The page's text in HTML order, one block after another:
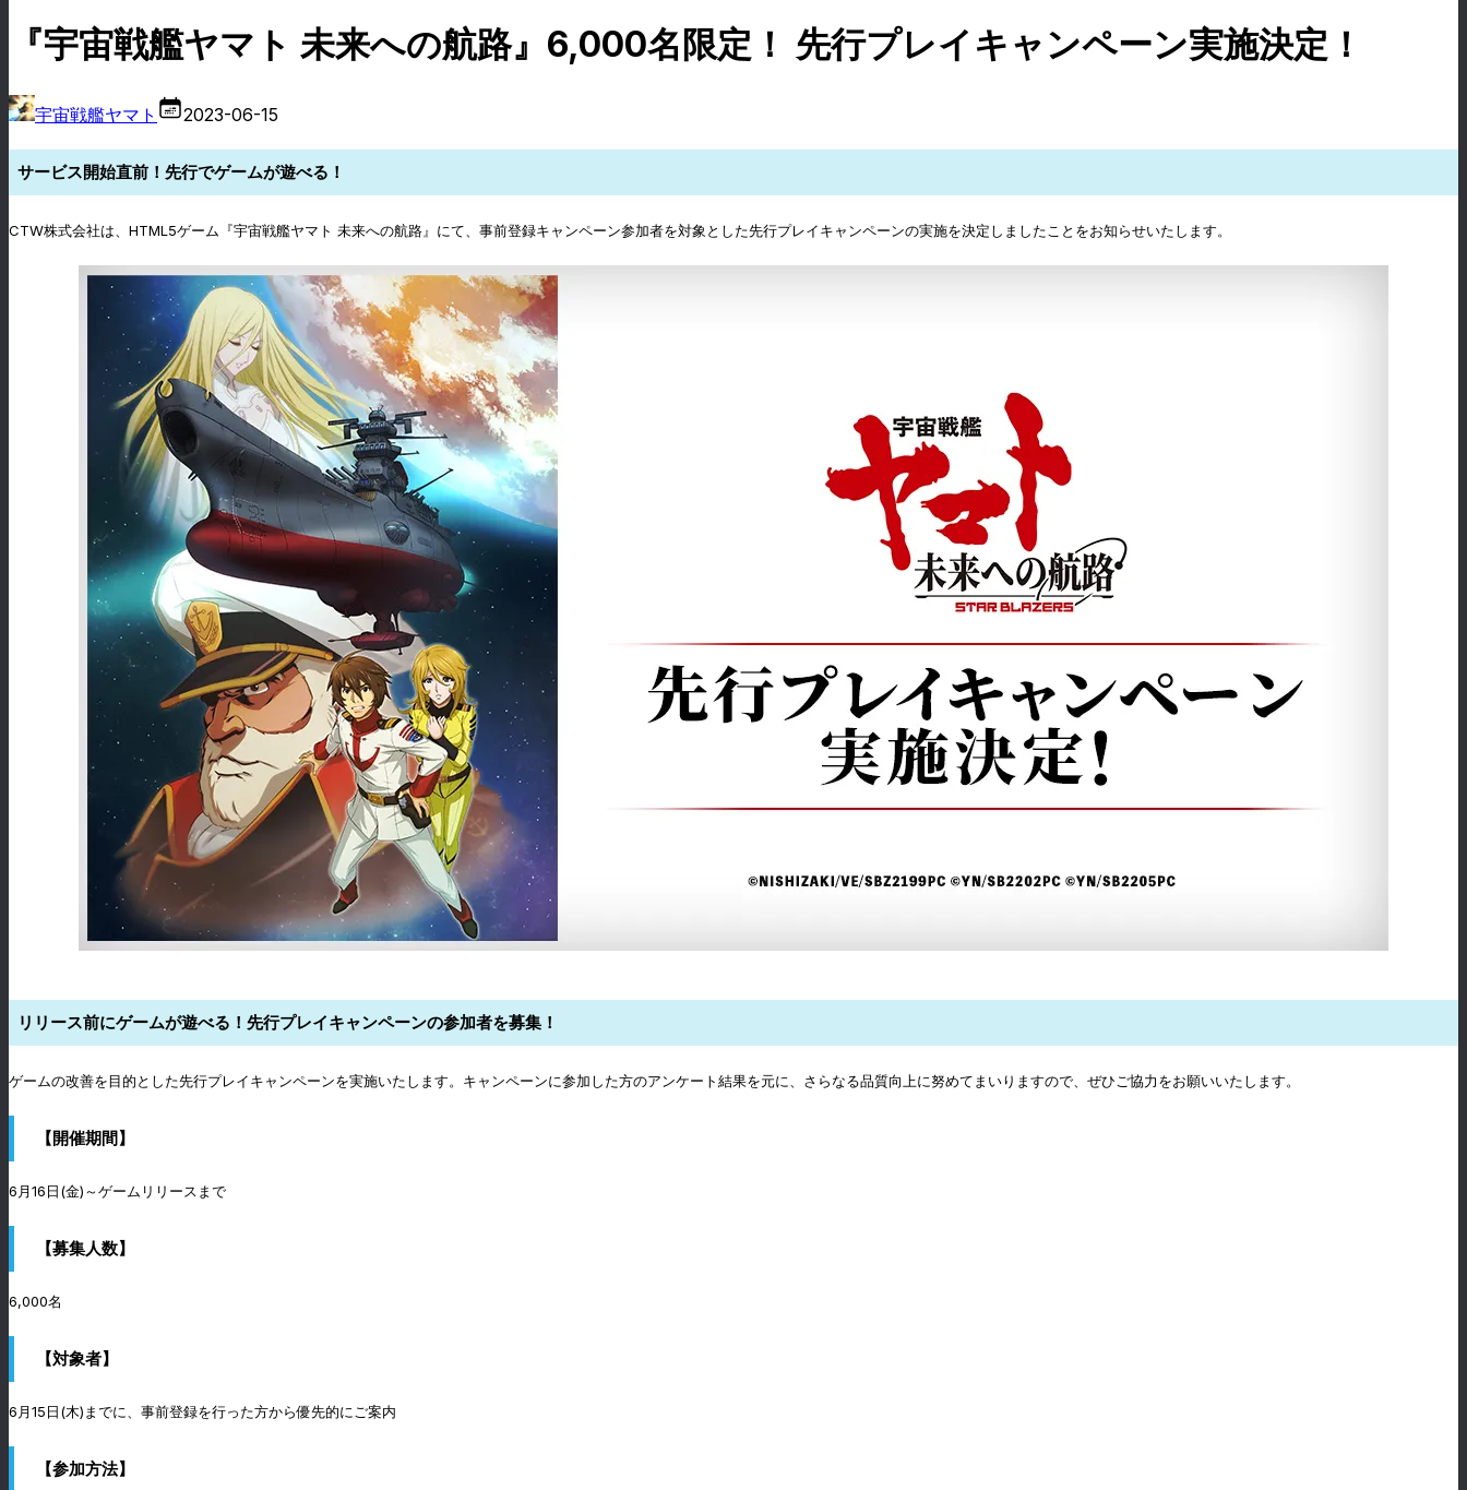
『宇宙戦艦ヤマト 未来への航路』6,000名限定！ 先行プレイキャンペーン実施決定！
宇宙戦艦ヤマト 2023-06-15
サービス開始直前！先行でゲームが遊べる！
CTW株式会社は、HTML5ゲーム『宇宙戦艦ヤマト 未来への航路』にて、事前登録キャンペーン参加者を対象とした先行プレイキャンペーンの実施を決定しましたことをお知らせいたします。
リリース前にゲームが遊べる！先行プレイキャンペーンの参加者を募集！
ゲームの改善を目的とした先行プレイキャンペーンを実施いたします。キャンペーンに参加した方のアンケート結果を元に、さらなる品質向上に努めてまいりますので、ぜひご協力をお願いいたします。
【開催期間】
6月16日(金)～ゲームリリースまで
【募集人数】
6,000名
【対象者】
6月15日(木)までに、事前登録を行った方から優先的にご案内
【参加方法】